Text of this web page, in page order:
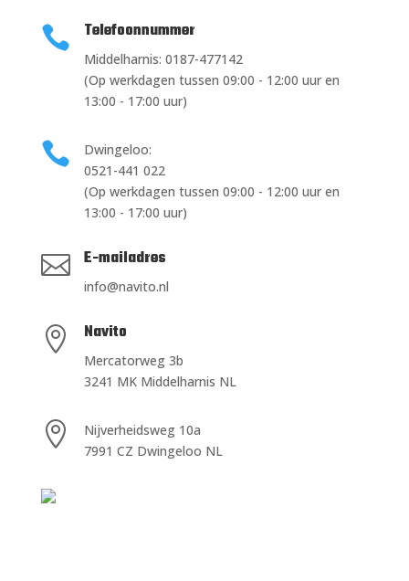
 Telefoonnummer
Middelharnis: 0187-477142
(Op werkdagen tussen 09:00 - 12:00 uur en
13:00 - 17:00 uur)

Dwingeloo:
0521-441 022
(Op werkdagen tussen 09:00 - 12:00 uur en
13:00 - 17:00 uur)
 E-mailadres
info@navito.nl
 Navito
Mercatorweg 3b
3241 MK Middelharnis NL

Nijverheidsweg 10a
7991 CZ Dwingeloo NL